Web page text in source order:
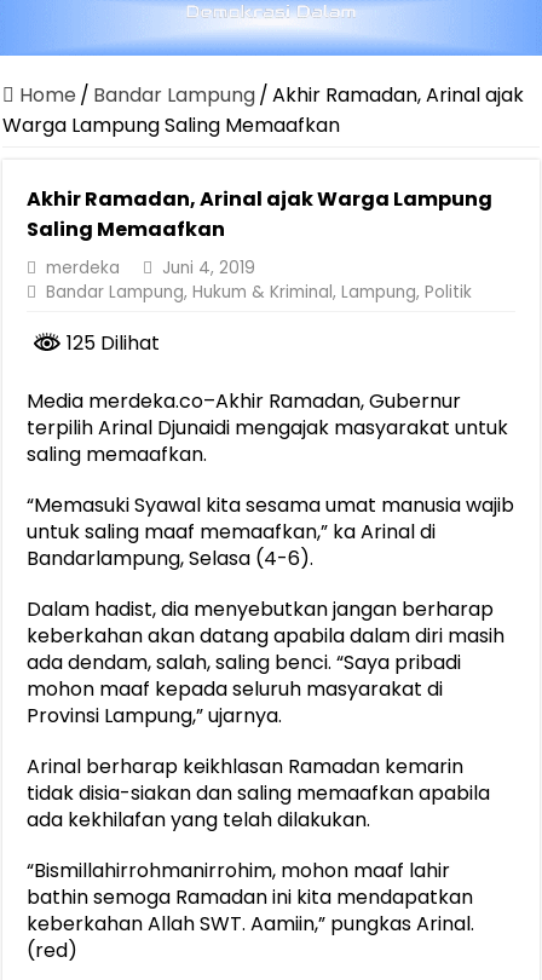
Canangkan Desa TAPIS dan Luncurkan Sekolah Lansia di
Pemprov Lampung Perkuat Pembangunan Rumah Layak Huni
Pastikan Pelayanan Maksimal, Direksi Jasa Raharja Tinjau Korban
Dirut Jasa Raharja Dampingi Wamenhub Tinjau Penanganan
Jasa Raharja Jamin Seluruh Korban Kebakaran KM Mutiara
Home / Bandar Lampung/Akhir Ramadan, Arinal ajak
Warga Lampung Saling Memaafkan
Akhir Ramadan, Arinal ajak Warga Lampung
Saling Memaafkan
merdeka
Juni 4, 2019
Bandar Lampung,Hukum & Kriminal,Lampung,Politik
125 Dilihat
Media merdeka.co–Akhir Ramadan, Gubernur
terpilih Arinal Djunaidi mengajak masyarakat untuk
saling memaafkan.
“Memasuki Syawal kita sesama umat manusia wajib
untuk saling maaf memaafkan,” ka Arinal di
Bandarlampung, Selasa (4-6).
Dalam hadist, dia menyebutkan jangan berharap
keberkahan akan datang apabila dalam diri masih
ada dendam, salah, saling benci. “Saya pribadi
mohon maaf kepada seluruh masyarakat di
Provinsi Lampung,” ujarnya.
Arinal berharap keikhlasan Ramadan kemarin
tidak disia-siakan dan saling memaafkan apabila
ada kekhilafan yang telah dilakukan.
“Bismillahirrohmanirrohim, mohon maaf lahir
bathin semoga Ramadan ini kita mendapatkan
keberkahan Allah SWT. Aamiin,” pungkas Arinal.
(red)